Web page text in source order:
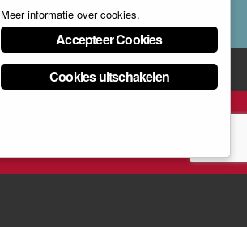
Meer informatie over cookies.
Accepteer Cookies
Cookies uitschakelen